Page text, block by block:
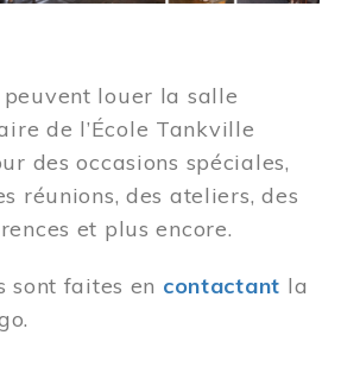
peuvent louer la salle
de l’École Tankville
des occasions spéciales,
réunions, des ateliers, des
et plus encore.
sont faites en contactant la